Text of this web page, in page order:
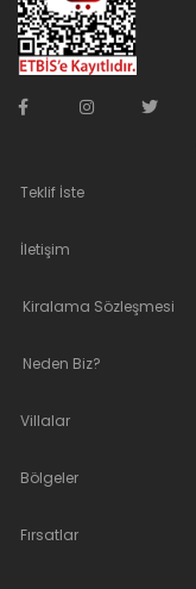
Teklif İste
İletişim
Kiralama Sözleşmesi
Neden Biz?
Villalar
Bölgeler
Fırsatlar